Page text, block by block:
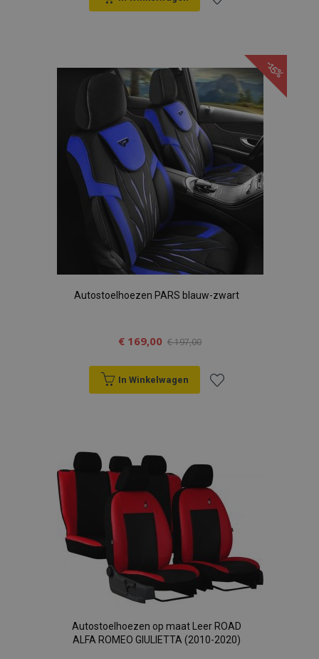
aan
verlanglijst
-15%
Autostoelhoezen PARS blauw-zwart
€ 169,00 € 197,00
In Winkelwagen
aan
verlanglijst
Autostoelhoezen op maat Leer ROAD
ALFA ROMEO GIULIETTA (2010-2020)